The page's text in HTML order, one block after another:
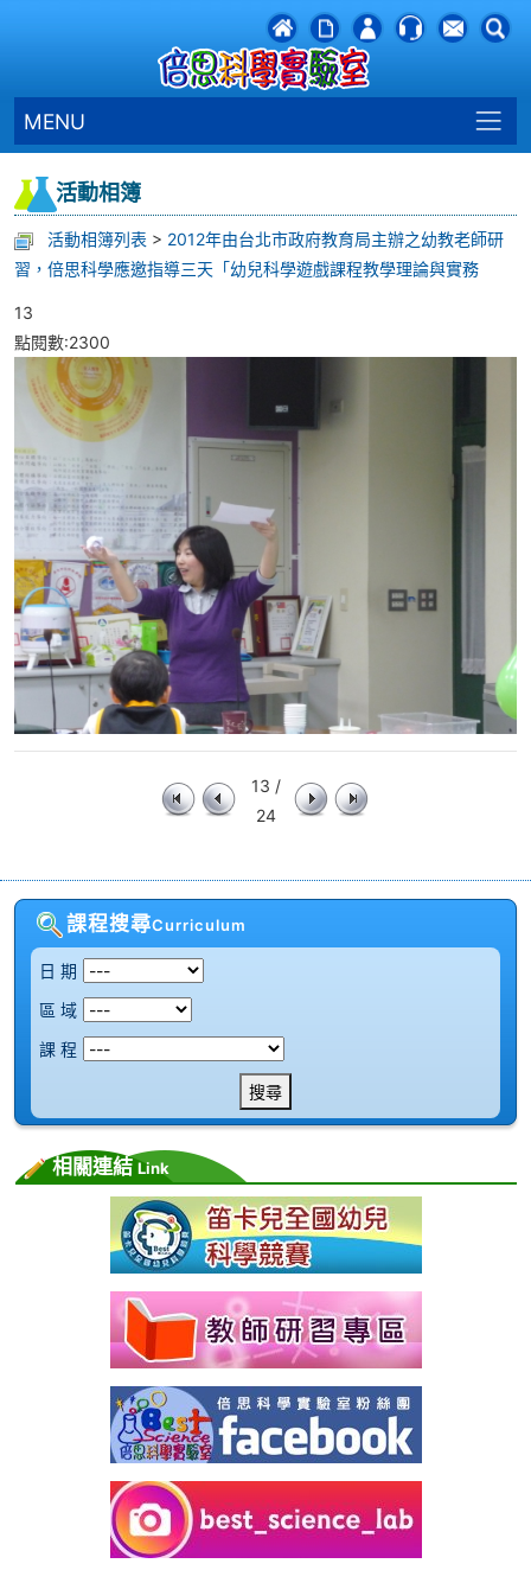
MENU
活動相簿
活動相簿列表 > 2012年由台北市政府教育局主辦之幼教老師研
習，倍思科學應邀指導三天「幼兒科學遊戲課程教學理論與實務
13
點閱數:2300
13 /
24
課程搜尋Curriculum
日 期
區 域
課 程
搜尋
相關連結Link